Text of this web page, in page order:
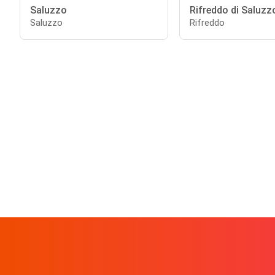
Saluzzo
Saluzzo
Rifreddo di
Rifreddo